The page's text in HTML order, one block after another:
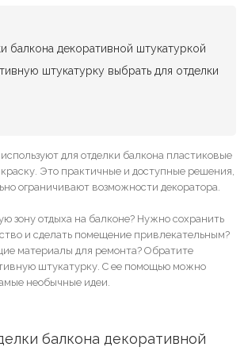
для отделки балкона пластиковые
Это практичные и доступные решения,
ограничивают возможности декоратора.
зону отдыха на балконе? Нужно сохранить
и сделать помещение привлекательным?
материалы для ремонта? Обратите
штукатурку. С ее помощью можно
необычные идеи.
балкона декоративной штукатуркой
штукатурку выбрать для отделки